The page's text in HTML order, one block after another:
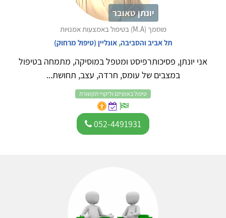
יונתן טאובר
מוסמך (M.A) בטיפול באמצעות אמנויות
תל אביב והסביבה,אונליין (טיפול מרחוק)
אני יונתן, פסיכותרפיסט ומטפל במוסיקה, מתמחה בטיפול
במצבים של עומס, חרדה, עצב, תחושת...
טיפול באוטיזם וליקויי תקשורת
052-4491931